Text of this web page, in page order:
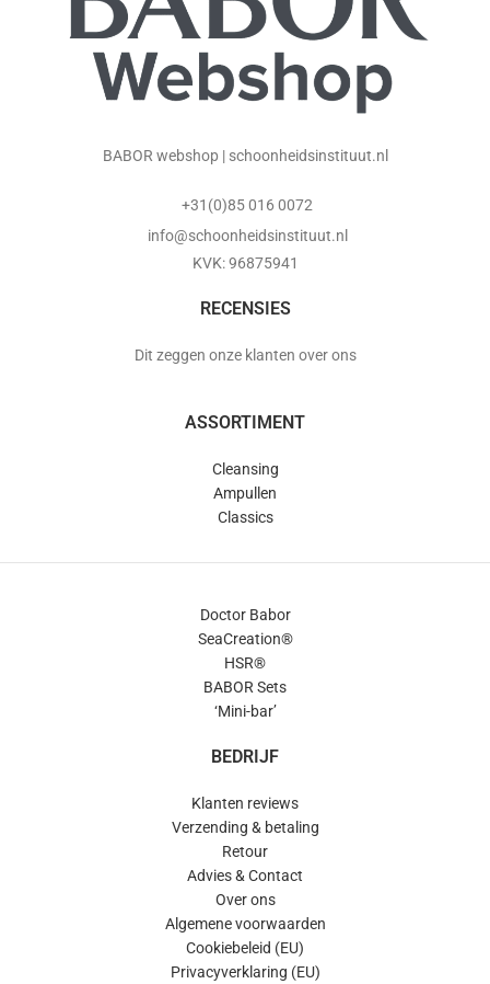
BABOR webshop | schoonheidsinstituut.nl
+31(0)85 016 0072
info@schoonheidsinstituut.nl
KVK: 96875941
RECENSIES
Dit zeggen onze klanten over ons
ASSORTIMENT
Cleansing
Ampullen
Classics
Doctor Babor
SeaCreation®
HSR®
BABOR Sets
‘Mini-bar’
BEDRIJF
Klanten reviews
Verzending & betaling
Retour
Advies & Contact
Over ons
Algemene voorwaarden
Cookiebeleid (EU)
Privacyverklaring (EU)